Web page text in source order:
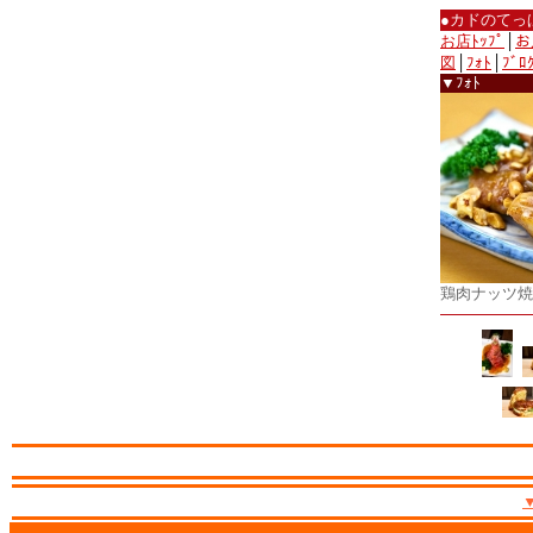
●カドのて
お店ﾄｯﾌﾟ
図
ﾌｫﾄ
ﾌﾞﾛ
▼ﾌｫﾄ
鶏肉ナッツ焼